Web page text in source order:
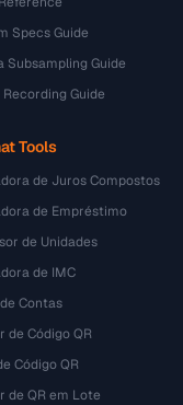
Specs Guide
Subsampling Guide
Guide
Tools
de Juros Compostos
de Empréstimo
de Unidades
de IMC
Contas
de Código QR
Código QR
de QR em Lote